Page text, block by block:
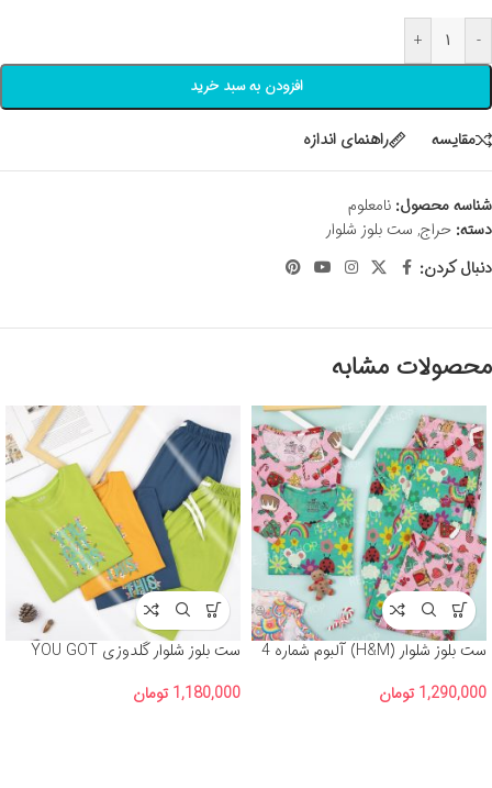
-
+
افزودن به سبد خرید
مقايسه راهنمای اندازه
شناسه محصول: نامعلوم
دسته: حراج, ست بلوز شلوار
دنبال کردن:
محصولات مشابه
ست بلوز شلوار (H&M) آلبوم شماره 4
1,290,000 تومان
ست بلوز شلوار گلدوزی YOU GOT
1,180,000 تومان